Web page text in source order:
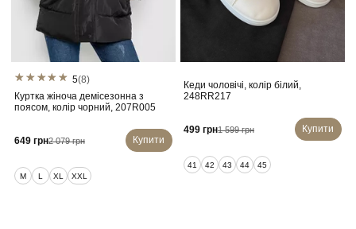
5(8)
Куртка жіноча демісезонна з
поясом, колір чорний, 207R005
649 грн2 079 грн Купити
M L XL XXL
Кеди чоловічі, колір білий,
248RR217
499 грн1 599 грн Купити
41 42 43 44 45